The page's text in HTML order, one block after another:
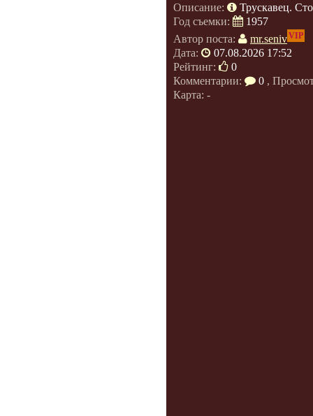
Описание:
Трускавец.
Год съемки:
1957
Автор поста:
mr.senivVIP
Дата:
07.08.2026 17:52
Рейтинг:
0
Комментарии:
0 ,
Карта: -